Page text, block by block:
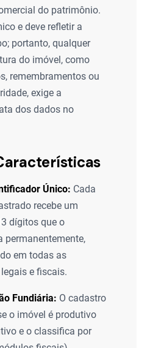
do patrimônio.
e deve refletir a
portanto, qualquer
do imóvel, como
remembramentos ou
exige a
dos dados no
Único: Cada
recebe um
dígitos que o
permanentemente,
em todas as
e fiscais.
Fundiária: O cadastro
o imóvel é produtivo
e o classifica por